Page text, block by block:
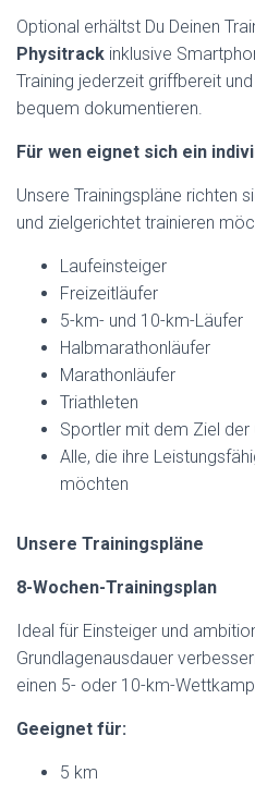
Optional erhältst Du Deinen
Physitrack inklusive
Training jederzeit griffbereit
bequem dokumentieren.
Für wen eignet sich ein
Unsere Trainingspläne richten
und zielgerichtet trainieren
Laufeinsteiger
Freizeitläufer
5-km- und 10-km-Läufer
Halbmarathonläufer
Marathonläufer
Triathleten
Sportler mit dem Ziel
Alle, die ihre
möchten
Unsere Trainingspläne
8-Wochen-Trainingsplan
Ideal für Einsteiger und
Grundlagenausdauer
einen 5- oder 10-km-
Geeignet für:
5 km